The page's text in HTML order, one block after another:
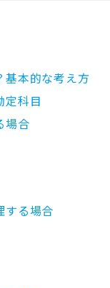
基本的な考え方
定科目
場合
する場合